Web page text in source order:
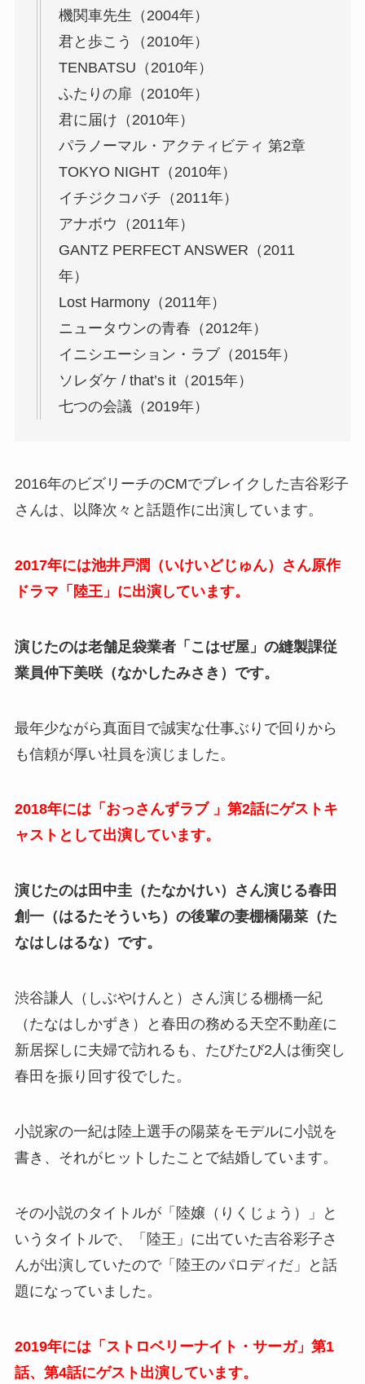
機関車先生（2004年）
君と歩こう（2010年）
TENBATSU（2010年）
ふたりの扉（2010年）
君に届け（2010年）
パラノーマル・アクティビティ 第2章
TOKYO NIGHT（2010年）
イチジクコバチ（2011年）
アナボウ（2011年）
GANTZ PERFECT ANSWER（2011
年）
Lost Harmony（2011年）
ニュータウンの青春（2012年）
イニシエーション・ラブ（2015年）
ソレダケ / that’s it（2015年）
七つの会議（2019年）
2016年のビズリーチのCMでブレイクした吉谷彩子
さんは、以降次々と話題作に出演しています。
2017年には池井戸潤（いけいどじゅん）さん原作
ドラマ「陸王」に出演しています。
演じたのは老舗足袋業者「こはぜ屋」の縫製課従
業員仲下美咲（なかしたみさき）です。
最年少ながら真面目で誠実な仕事ぶりで回りから
も信頼が厚い社員を演じました。
2018年には「おっさんずラブ 」第2話にゲストキ
ャストとして出演しています。
演じたのは田中圭（たなかけい）さん演じる春田
創一（はるたそういち）の後輩の妻棚橋陽菜（た
なはしはるな）です。
渋谷謙人（しぶやけんと）さん演じる棚橋一紀
（たなはしかずき）と春田の務める天空不動産に
新居探しに夫婦で訪れるも、たびたび2人は衝突し
春田を振り回す役でした。
小説家の一紀は陸上選手の陽菜をモデルに小説を
書き、それがヒットしたことで結婚しています。
その小説のタイトルが「陸嬢（りくじょう）」と
いうタイトルで、「陸王」に出ていた吉谷彩子さ
んが出演していたので「陸王のパロディだ」と話
題になっていました。
2019年には「ストロベリーナイト・サーガ」第1
話、第4話にゲスト出演しています。